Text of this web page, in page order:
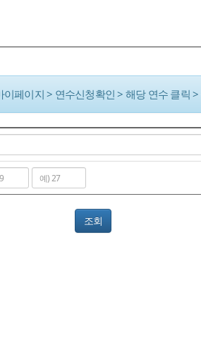
페이지 > 연수신청확인 > 해당 연수 클릭
조회